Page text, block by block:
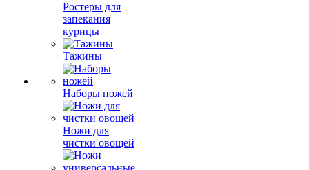
Ростеры для
запекания
курицы
Тажины
Наборы ножей
Ножи для
чистки овощей